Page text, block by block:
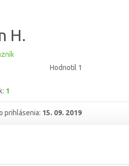
H.
Hodnotil 1
1
prihlásenia: 15. 09. 2019